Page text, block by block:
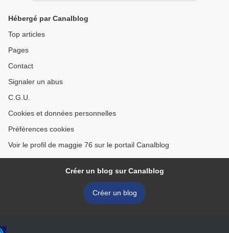
Hébergé par Canalblog
Top articles
Pages
Contact
Signaler un abus
C.G.U.
Cookies et données personnelles
Préférences cookies
Voir le profil de maggie 76 sur le portail Canalblog
Créer un blog sur Canalblog
Créer un blog